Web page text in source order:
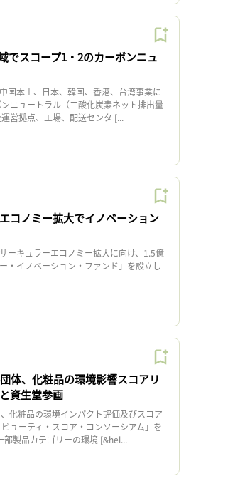
でスコープ1・2のカーボンニュ
国本土、日本、韓国、香港、台湾事業に
ニュートラル（二酸化炭素ネット排出量
営拠点、工場、配送センタ [...
コノミー拡大でイノベーション
ーキュラーエコノミー拡大に向け、1.5億
・イノベーション・ファンド」を設立し
体、化粧品の環境影響スコアリ
資生堂参画
化粧品の環境インパクト評価及びスコア
ューティ・スコア・コンソーシアム」を
製品カテゴリーの環境 [&hel...